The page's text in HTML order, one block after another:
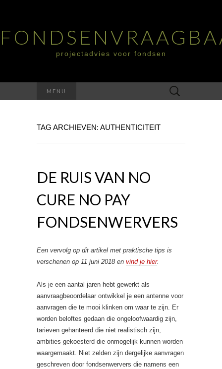
projectadvies voor fondsen
MENU
Zoeken
naar:
TAG ARCHIEVEN: AUTHENTICITEIT
DE RUIS VAN NO
CURE NO PAY
FONDSENWERVERS
Een vervolg op dit artikel met praktische tips is
verschenen op 11 juni 2018 en vind je hier.
Als je een aantal jaren hebt gewerkt als
aanvraagbeoordelaar ontwikkel je een antenne voor
aanvragen die te mooi klinken om waar te zijn. Er
worden beloftes gedaan die ongeloofwaardig zijn,
tarieven gehanteerd die niet realistisch zijn,
ambities gekoesterd die onmogelijk kunnen worden
waargemaakt. Niet zelden zijn dergelijke aanvragen
geschreven door fondsenwervers die namens een